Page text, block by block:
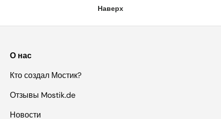
Наверх
О нас
Кто создал Мостик?
Отзывы Mostik.de
Новости